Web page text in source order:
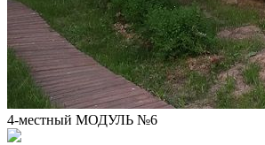
4-местный МОДУЛЬ №6